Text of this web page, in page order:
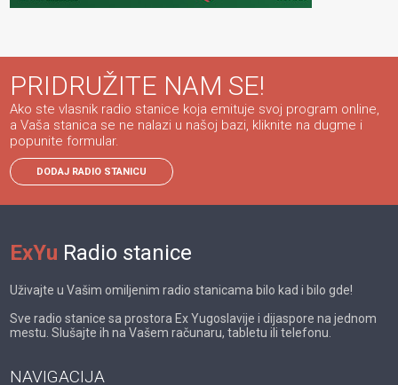
PRIDRUŽITE NAM SE!
Ako ste vlasnik radio stanice koja emituje svoj program online,
a Vaša stanica se ne nalazi u našoj bazi, kliknite na dugme i
popunite formular.
DODAJ RADIO STANICU
ExYu Radio stanice
Uživajte u Vašim omiljenim radio stanicama bilo kad i bilo gde!
Sve radio stanice sa prostora Ex Yugoslavije i dijaspore na jednom
mestu. Slušajte ih na Vašem računaru, tabletu ili telefonu.
NAVIGACIJA